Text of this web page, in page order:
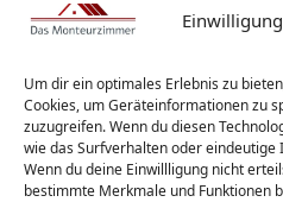
Um dir ein optimales Erlebnis zu
Cookies, um Geräteinformationen zu
zuzugreifen. Wenn du diesen
wie das Surfverhalten oder
Wenn du deine Einwillligung nicht
bestimmte Merkmale und Funktionen